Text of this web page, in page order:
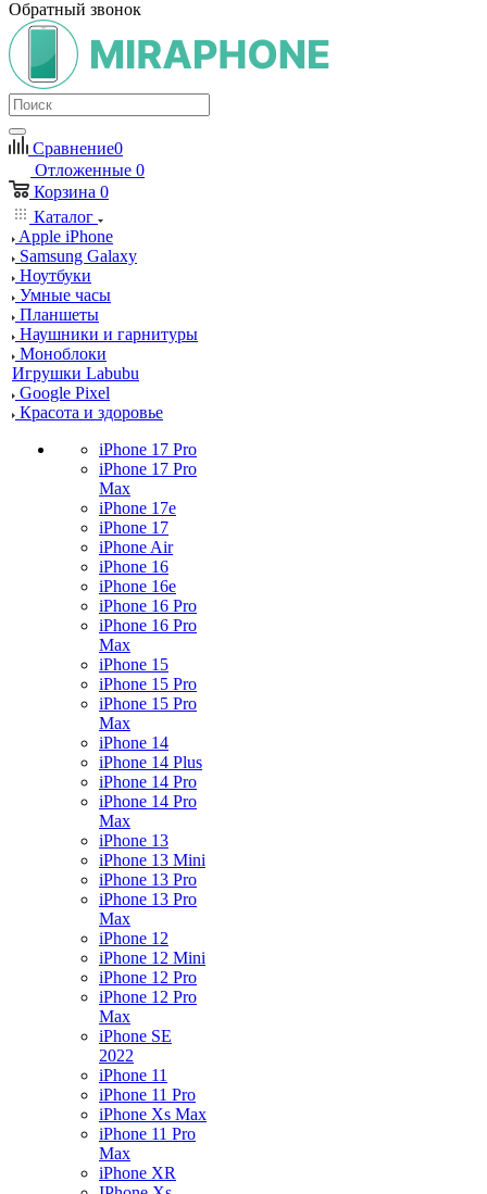
Обратный звонок
Сравнение0
Отложенные 0
Корзина 0
Каталог
Apple iPhone
Samsung Galaxy
Ноутбуки
Умные часы
Планшеты
Наушники и гарнитуры
Моноблоки
Игрушки Labubu
Google Pixel
Красота и здоровье
iPhone 17 Pro
iPhone 17 Pro
Max
iPhone 17e
iPhone 17
iPhone Air
iPhone 16
iPhone 16e
iPhone 16 Pro
iPhone 16 Pro
Max
iPhone 15
iPhone 15 Pro
iPhone 15 Pro
Max
iPhone 14
iPhone 14 Plus
iPhone 14 Pro
iPhone 14 Pro
Max
iPhone 13
iPhone 13 Mini
iPhone 13 Pro
iPhone 13 Pro
Max
iPhone 12
iPhone 12 Mini
iPhone 12 Pro
iPhone 12 Pro
Max
iPhone SE
2022
iPhone 11
iPhone 11 Pro
iPhone Xs Max
iPhone 11 Pro
Max
iPhone XR